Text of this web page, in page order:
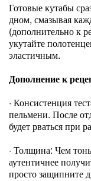
Готовые кутабы
дном, смазывая
(дополнительно к
укутайте
эластичным.
Дополнение к
· Консистенция
пельмени. После
будет рваться при
· Толщина: Чем
аутентичнее
просто защипните